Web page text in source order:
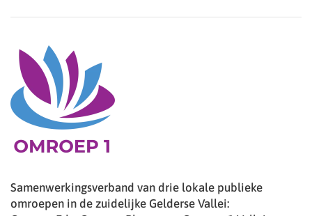
Samenwerkingsverband van drie lokale publieke
omroepen in de zuidelijke Gelderse Vallei: